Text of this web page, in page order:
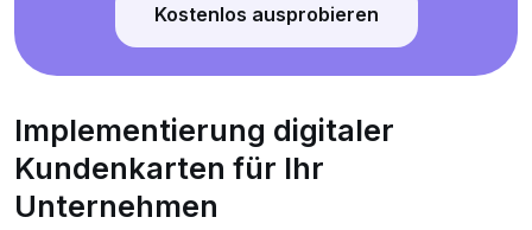
Kostenlos ausprobieren
Implementierung digitaler
Kundenkarten für Ihr
Unternehmen